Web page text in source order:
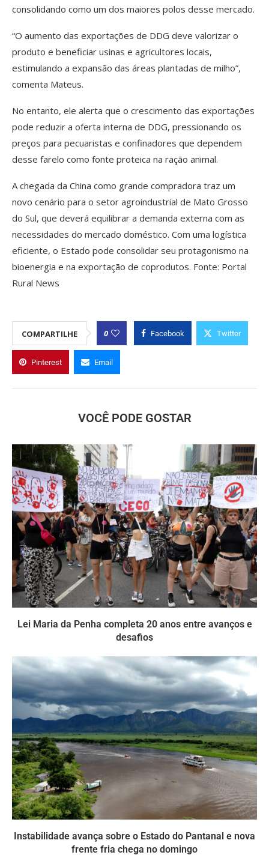
consolidando como um dos maiores polos desse mercado.
“O aumento das exportações de DDG deve valorizar o
produto e beneficiar usinas e agricultores locais,
estimulando a expansão das áreas plantadas de milho”,
comenta Mateus.
No entanto, ele alerta que o crescimento das exportações
pode reduzir a oferta interna de DDG, pressionando os
preços para pecuaristas e confinadores que dependem
desse farelo como fonte proteica na ração animal.
A chegada da China como grande compradora traz um
novo cenário para o setor agroindustrial de Mato Grosso
do Sul, que deverá equilibrar a demanda externa com as
necessidades do mercado doméstico. Com uma logística
eficiente, o Estado pode consolidar seu protagonismo na
bioenergia e na exportação de coprodutos. Fonte: Portal
Rural News
COMPARTILHE 0 Facebook Twitter
Pinterest Email
VOCÊ PODE GOSTAR
Lei Maria da Penha completa 20 anos entre avanços e
desafios
Instabilidade avança sobre o Estado do Pantanal e nova
frente fria chega no domingo